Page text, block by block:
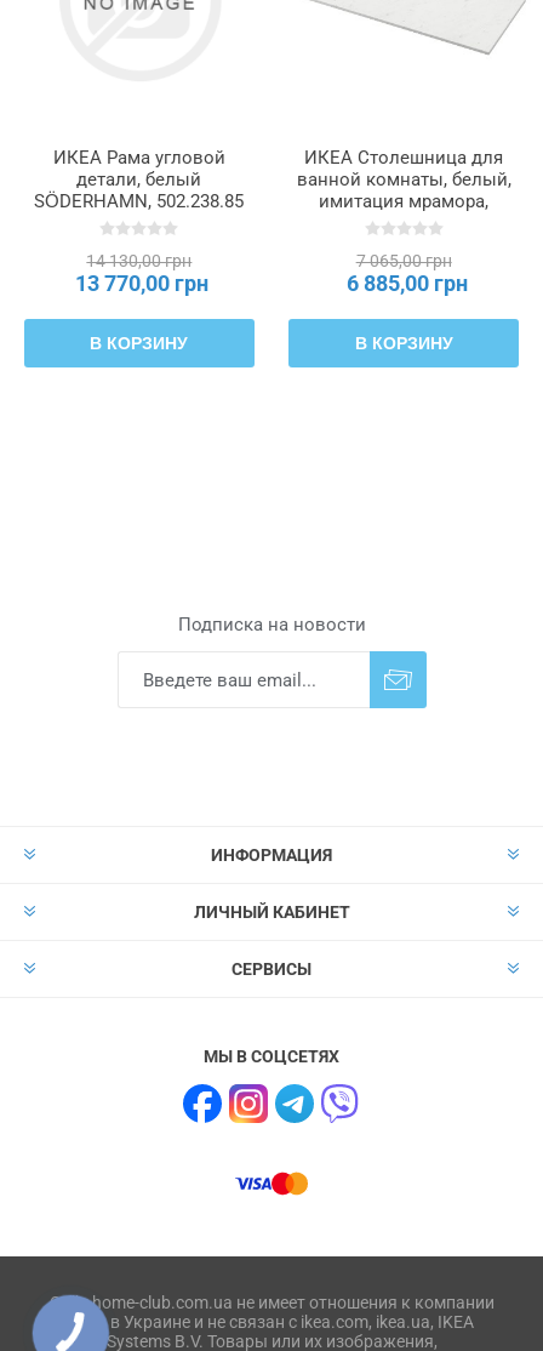
ИКЕА Рама угловой
детали, белый
SÖDERHAMN, 502.238.85
14 130,00 грн
13 770,00 грн
В КОРЗИНУ
ИКЕА Столешница для
ванной комнаты, белый,
имитация мрамора,
фольгированный, 122 x 49
803.546.91
7 065,00 грн
6 885,00 грн
В КОРЗИНУ
Подписка на новости
ИНФОРМАЦИЯ
ЛИЧНЫЙ КАБИНЕТ
СЕРВИСЫ
МЫ В СОЦСЕТЯХ
Сайт home-club.com.ua не имеет отношения к компании
IKEA в Украине и не связан с ikea.com, ikea.ua, IKEA
Systems B.V. Товары или их изображения,